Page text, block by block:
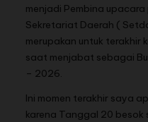
menjadi Pembina
Sekretariat Daerah (
merupakan untuk terakhir
saat menjabat sebagai
– 2026.
Ini momen terakhir saya
karena Tanggal 20 besok